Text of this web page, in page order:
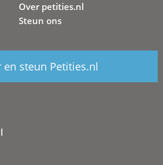
Over petities.nl
Steun ons
en steun Petities.nl